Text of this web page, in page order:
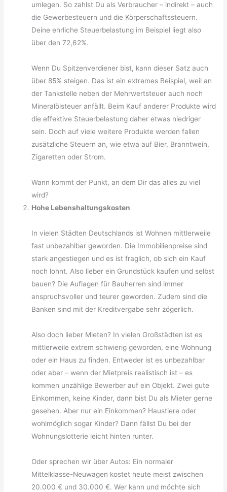
umlegen. So zahlst Du als Verbraucher – indirekt – auch
die Gewerbesteuern und die Körperschaftssteuern.
Deine ehrliche Steuerbelastung im Beispiel liegt also
über den 72,62%.
Wenn Du Spitzenverdiener bist, kann dieser Satz auch
über 85% steigen. Das ist ein extremes Beispiel, weil an
der Tankstelle neben der Mehrwertsteuer auch noch
Mineralölsteuer anfällt. Beim Kauf anderer Produkte wird
die effektive Steuerbelastung daher etwas niedriger
sein. Doch auf viele weitere Produkte werden fallen
zusätzliche Steuern an, wie etwa auf Bier, Branntwein,
Zigaretten oder Strom.
Wann kommt der Punkt, an dem Dir das alles zu viel
wird?
Hohe Lebenshaltungskosten
In vielen Städten Deutschlands ist Wohnen mittlerweile
fast unbezahlbar geworden. Die Immobilienpreise sind
stark angestiegen und es ist fraglich, ob sich ein Kauf
noch lohnt. Also lieber ein Grundstück kaufen und selbst
bauen? Die Auflagen für Bauherren sind immer
anspruchsvoller und teurer geworden. Zudem sind die
Banken sind mit der Kreditvergabe sehr zögerlich.
Also doch lieber Mieten? In vielen Großstädten ist es
mittlerweile extrem schwierig geworden, eine Wohnung
oder ein Haus zu finden. Entweder ist es unbezahlbar
oder aber – wenn der Mietpreis realistisch ist – es
kommen unzählige Bewerber auf ein Objekt. Zwei gute
Einkommen, keine Kinder, dann bist Du als Mieter gerne
gesehen. Aber nur ein Einkommen? Haustiere oder
wohlmöglich sogar Kinder? Dann fällst Du bei der
Wohnungslotterie leicht hinten runter.
Oder sprechen wir über Autos: Ein normaler
Mittelklasse-Neuwagen kostet heute meist zwischen
20.000 € und 30.000 €. Wer kann und möchte sich